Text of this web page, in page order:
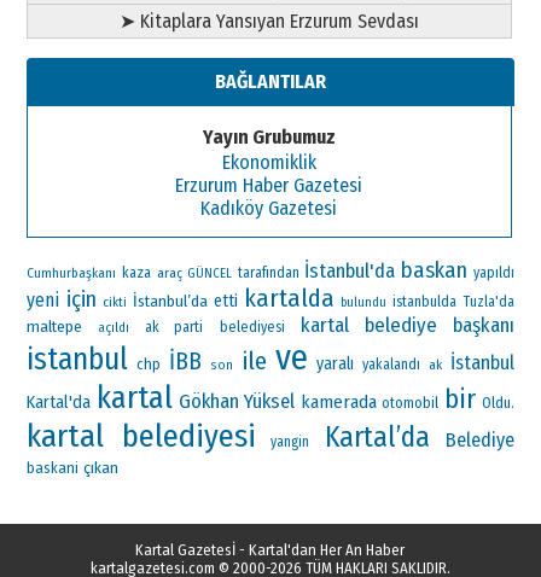
➤ Kitaplara Yansıyan Erzurum Sevdası
BAĞLANTILAR
Yayın Grubumuz
Ekonomiklik
Erzurum Haber Gazetesi
Kadıköy Gazetesi
Cumhurbaşkanı kaza araç GÜNCEL tarafından İstanbul'da baskan yapıldı
yeni için cikti İstanbul’da etti kartalda bulundu istanbulda Tuzla'da
maltepe açıldı ak parti belediyesi kartal belediye başkanı
istanbul chp İBB son ile ve yaralı yakalandı ak İstanbul
Kartal'da kartal Gökhan Yüksel kamerada otomobil bir Oldu.
kartal belediyesi yangin Kartal’da Belediye
baskani çıkan
Kartal Gazetesİ - Kartal'dan Her An Haber
kartalgazetesi.com © 2000-2026 TÜM HAKLARI SAKLIDIR.